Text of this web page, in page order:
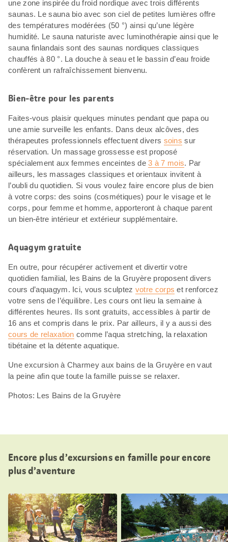
une zone inspirée du froid nordique avec trois différents
saunas. Le sauna bio avec son ciel de petites lumières offre
des températures modérées (50 °) ainsi qu’une légère
humidité. Le sauna naturiste avec luminothérapie ainsi que le
sauna finlandais sont des saunas nordiques classiques
chauffés à 80 °. La douche à seau et le bassin d’eau froide
confèrent un rafraîchissement bienvenu.
Bien-être pour les parents
Faites-vous plaisir quelques minutes pendant que papa ou
une amie surveille les enfants. Dans deux alcôves, des
thérapeutes professionnels effectuent divers soins sur
réservation. Un massage grossesse est proposé
spécialement aux femmes enceintes de3 à 7 mois. Par
ailleurs, les massages classiques et orientaux invitent à
l’oubli du quotidien. Si vous voulez faire encore plus de bien
à votre corps: des soins (cosmétiques) pour le visage et le
corps, pour femme et homme, apporteront à chaque parent
un bien-être intérieur et extérieur supplémentaire.
Aquagym gratuite
En outre, pour récupérer activement et divertir votre
quotidien familial, les Bains de la Gruyère proposent divers
cours d’aquagym. Ici, vous sculptez votre corps et renforcez
votre sens de l’équilibre. Les cours ont lieu la semaine à
différentes heures. Ils sont gratuits, accessibles à partir de
16 ans et compris dans le prix. Par ailleurs, il y a aussi des
cours de relaxation comme l’aqua stretching, la relaxation
tibétaine et la détente aquatique.
Une excursion à Charmey aux bains de la Gruyère en vaut
la peine afin que toute la famille puisse se relaxer.
Photos: Les Bains de la Gruyère
Encore plus d’excursions en famille pour encore
plus d’aventure